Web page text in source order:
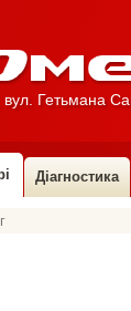
Гетьмана
Діагностика